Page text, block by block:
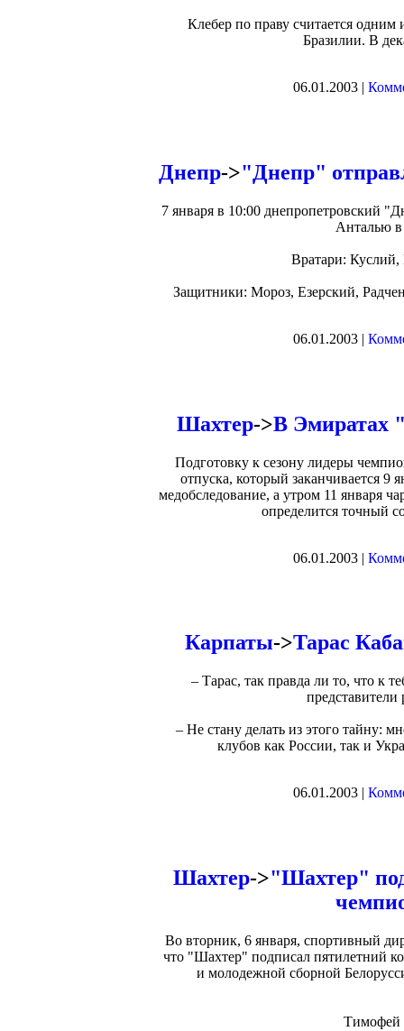
Клебер по праву считается
Бразилии. В
06.01.2003 |
Днепр->"Днепр"
7 января в 10:00 днепропетровский
Анталью в
Вратари:
Защитники: Мороз, Езерский,
06.01.2003 |
Шахтер->В Эмиратах
Подготовку к сезону лидеры
отпуска, который заканчивается 9
медобследование, а утром 11 января
определится точный
06.01.2003 |
Карпаты->Тарас
– Тарас, так правда ли то, что к
представители
– Не стану делать из этого тайну:
клубов как России, так и
06.01.2003 |
Шахтер->"Шахтер"
Во вторник, 6 января, спортивный
что "Шахтер" подписал пятилетний
и молодежной сборной
Тимофей